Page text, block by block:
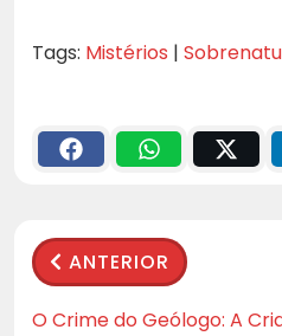
Tags: Mistérios |
ANTERIOR
O Crime do Geólogo: A